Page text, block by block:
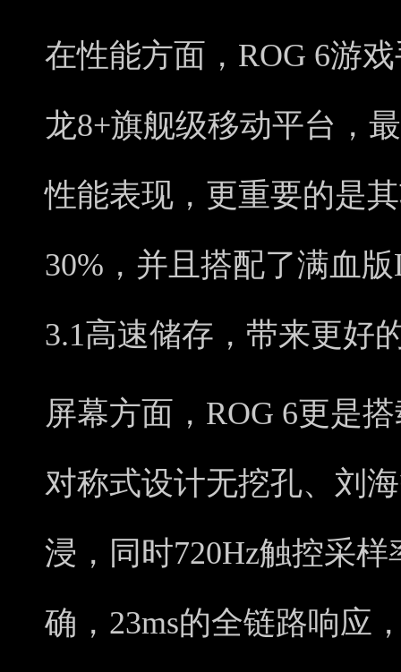
在性能方面，ROG 6游
龙8+旗舰级移动平台，
性能表现，更重要的是
30%，并且搭配了满血
3.1高速储存，带来更好
屏幕方面，ROG 6更是
对称式设计无挖孔、刘
浸，同时720Hz触控采
确，23ms的全链路响应